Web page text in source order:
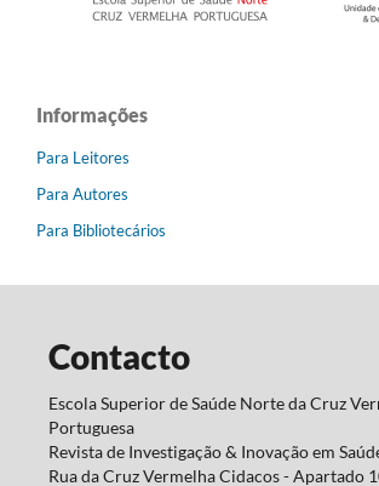
Informações
Para Leitores
Para Autores
Para Bibliotecários
Contacto
Escola Superior de Saúde Norte da Cruz
Portuguesa
Revista de Investigação & Inovação em
Rua da Cruz Vermelha Cidacos - Apartado